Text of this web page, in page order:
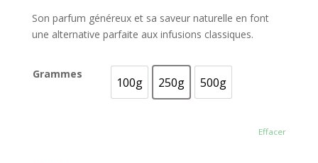
Son parfum généreux et sa saveur naturelle en font
une alternative parfaite aux infusions classiques.
Grammes
100g
100g 250g
250g 500g
500g
Effacer